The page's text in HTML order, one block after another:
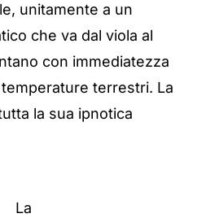
unitamente a un
che va dal viola al
con immediatezza
terrestri. La
la sua ipnotica
La